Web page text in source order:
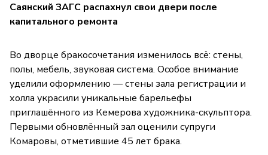
Саянский ЗАГС распахнул свои двери после
капитального ремонта
Во дворце бракосочетания изменилось всё: стены,
полы, мебель, звуковая система. Особое внимание
уделили оформлению — стены зала регистрации и
холла украсили уникальные барельефы
приглашённого из Кемерова художника-скульптора.
Первыми обновлённый зал оценили супруги
Комаровы, отметившие 45 лет брака.